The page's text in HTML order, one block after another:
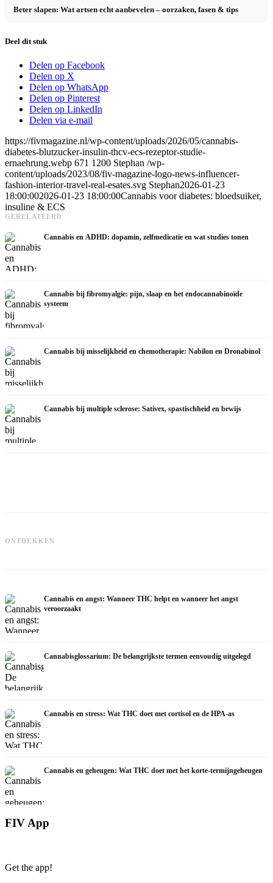
Beter slapen: Wat artsen echt aanbevelen – oorzaken, fasen & tips
Deel dit stuk
Delen op Facebook
Delen op X
Delen op WhatsApp
Delen op Pinterest
Delen op LinkedIn
Delen via e-mail
https://fivmagazine.nl/wp-content/uploads/2026/05/cannabis-
diabetes-blutzucker-insulin-thcv-ecs-rezeptor-studie-
ernaehrung.webp 671 1200 Stephan /wp-
content/uploads/2023/08/fiv-magazine-logo-news-influencer-
fashion-interior-travel-real-esates.svg Stephan2026-01-23
18:00:002026-01-23 18:00:00Cannabis voor diabetes: bloedsuiker,
insuline & ECS
GERELATEERD
Cannabis en ADHD: dopamin, zelfmedicatie en wat studies tonen
Cannabis bij fibromyalgie: pijn, slaap en het endocannabinoïde
systeem
Cannabis bij misselijkheid en chemotherapie: Nabilon en Dronabinol
Cannabis bij multiple sclerose: Sativex, spastischheid en bewijs
ONTDEKKEN
onderzoekingen
Cannabis en angst: Wanneer THC helpt en wanneer het angst
veroorzaakt
Cannabisglossarium: De belangrijkste termen eenvoudig uitgelegd
Cannabis en stress: Wat THC doet met cortisol en de HPA-as
Cannabis en geheugen: Wat THC doet met het korte-termijngeheugen
FIV App
Get the app!